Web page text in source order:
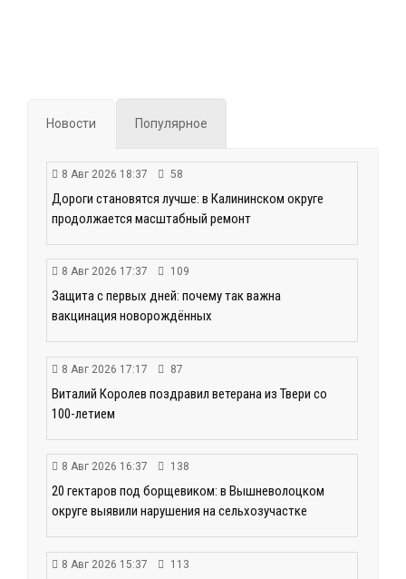
Новости Популярное
8 Авг 2026 18:37 58
Дороги становятся лучше: в Калининском округе
продолжается масштабный ремонт
8 Авг 2026 17:37 109
Защита с первых дней: почему так важна
вакцинация новорождённых
8 Авг 2026 17:17 87
Виталий Королев поздравил ветерана из Твери со
100-летием
8 Авг 2026 16:37 138
20 гектаров под борщевиком: в Вышневолоцком
округе выявили нарушения на сельхозучастке
8 Авг 2026 15:37 113